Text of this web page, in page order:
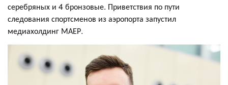
серебряных и 4 бронзовые. Приветствия по пути
следования спортсменов из аэропорта запустил
медиахолдинг МАЕР.